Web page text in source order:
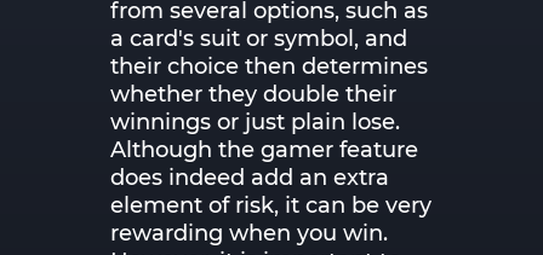
from several options, such as
a card's suit or symbol, and
their choice then determines
whether they double their
winnings or just plain lose.
Although the gamer feature
does indeed add an extra
element of risk, it can be very
rewarding when you win.